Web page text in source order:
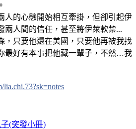
人的心懸開始相互牽掛，但卻引起伊
兩人間的信任，甚至將伊萊軟禁...
，只要他還在美國，只要他再被我找
最好有本事把他藏一輩子，不然…我
lia.chi.73?sk=notes
(突發小冊)